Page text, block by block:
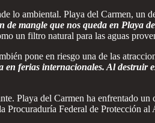
lo ambiental. Playa del Carmen, un
de mangle que nos queda en Playa
un filtro natural para las aguas
pone en riesgo una de las
en ferias internacionales. Al
Playa del Carmen ha enfrentado
Procuraduría Federal de Protección